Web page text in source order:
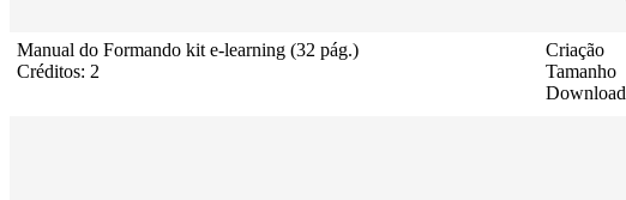
Manual do Formando kit e-learning (32 pág.)
Créditos: 2
Criação
Tamanho